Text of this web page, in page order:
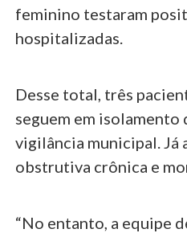
feminino testaram
hospitalizadas.
Desse total, três
seguem em
vigilância municipal. Já
obstrutiva crônica e
“No entanto, a equipe